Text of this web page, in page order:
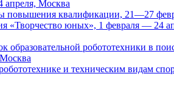
Москва
повышения квалификации, 21—27
«Творчество юных», 1 февраля — 24
робототехники в
и техническим видам